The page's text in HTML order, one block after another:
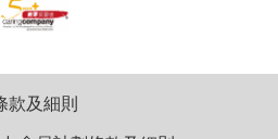
款及細則